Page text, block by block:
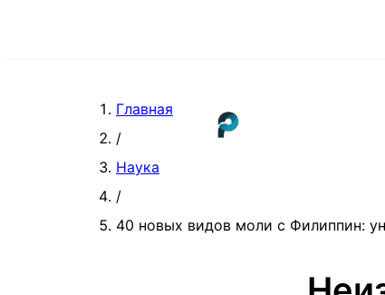
Главная
/
Наука
/
40 новых видов моли с Филиппин: